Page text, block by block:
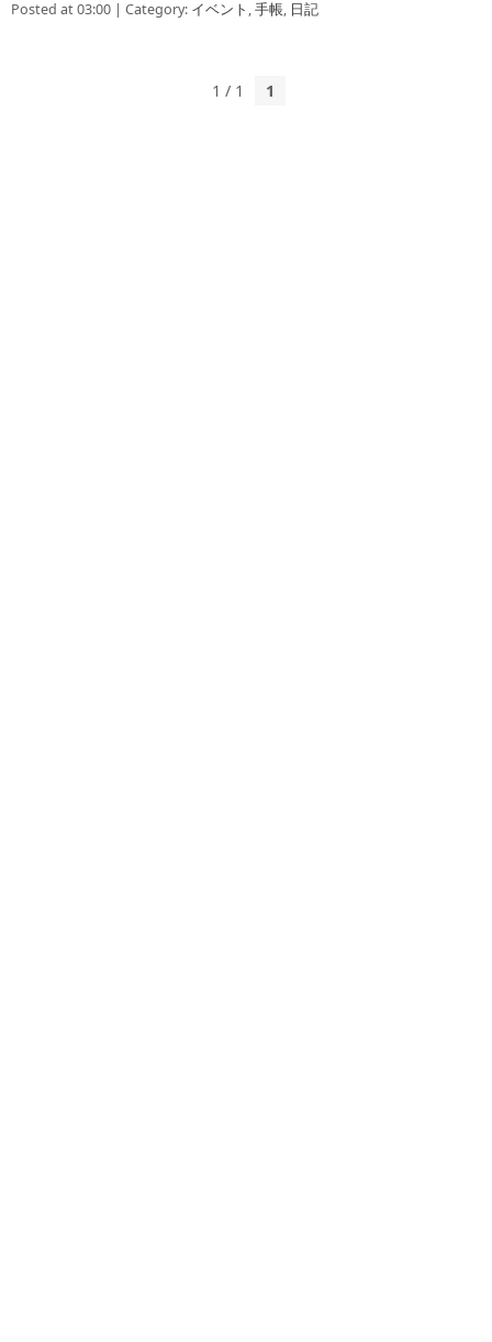
Posted at 03:00 | Category: イベント ,手帳, 日記
1 / 1 1